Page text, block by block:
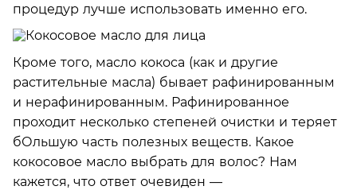
процедур лучше использовать именно его.
Кроме того, масло кокоса (как и другие
растительные масла) бывает рафинированным
и нерафинированным. Рафинированное
проходит несколько степеней очистки и теряет
бОльшую часть полезных веществ. Какое
кокосовое масло выбрать для волос? Нам
кажется, что ответ очевиден —